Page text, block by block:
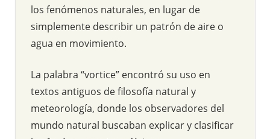
los fenómenos naturales, en lugar de
simplemente describir un patrón de aire o
agua en movimiento.
La palabra “vortice” encontró su uso en
textos antiguos de filosofía natural y
meteorología, donde los observadores del
mundo natural buscaban explicar y clasificar